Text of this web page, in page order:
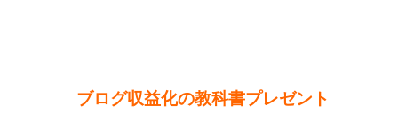
ブログ収益化の教科書プレゼント